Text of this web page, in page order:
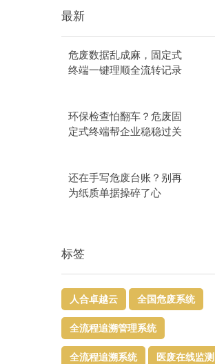
最新
危废数据乱成麻，固定式
终端一键理顺全流转记录
环保检查怕翻车？危废固
定式终端帮企业稳稳过关
还在手写危废台账？别再
为纸质单据操碎了心
标签
人合卓越云 全国危废系统
全流程追溯管理系统
全流程追溯系统 医废在线监测